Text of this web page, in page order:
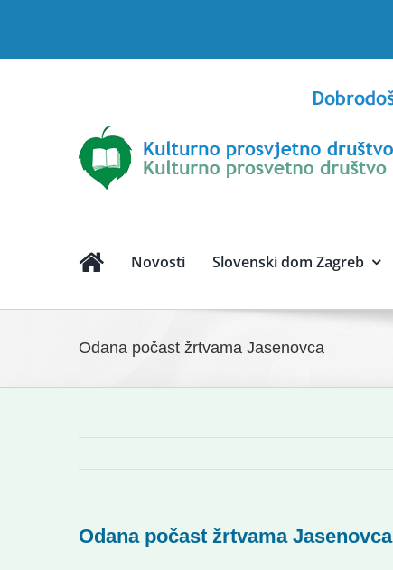
Novosti Slovenski dom Zagreb
Odana počast žrtvama Jasenovca
Odana počast žrtvama Jasenovca